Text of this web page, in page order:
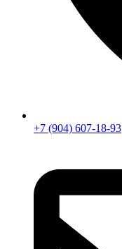
+7 (904) 607-18-93